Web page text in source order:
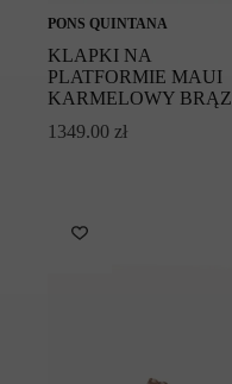
PONS QUINTANA
KLAPKI NA
PLATFORMIE MAUI
KARMELOWY BRĄZ
1349.00 zł